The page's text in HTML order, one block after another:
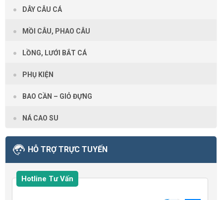
DÂY CÂU CÁ
MỒI CÂU, PHAO CÂU
LỒNG, LƯỚI BẮT CÁ
PHỤ KIỆN
BAO CẦN – GIỎ ĐỰNG
NÁ CAO SU
HỖ TRỢ TRỰC TUYẾN
Hotline Tư Vấn